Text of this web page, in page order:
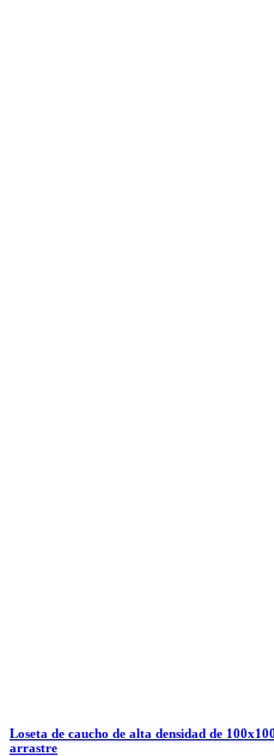
Loseta de caucho de alta densidad de
arrastre